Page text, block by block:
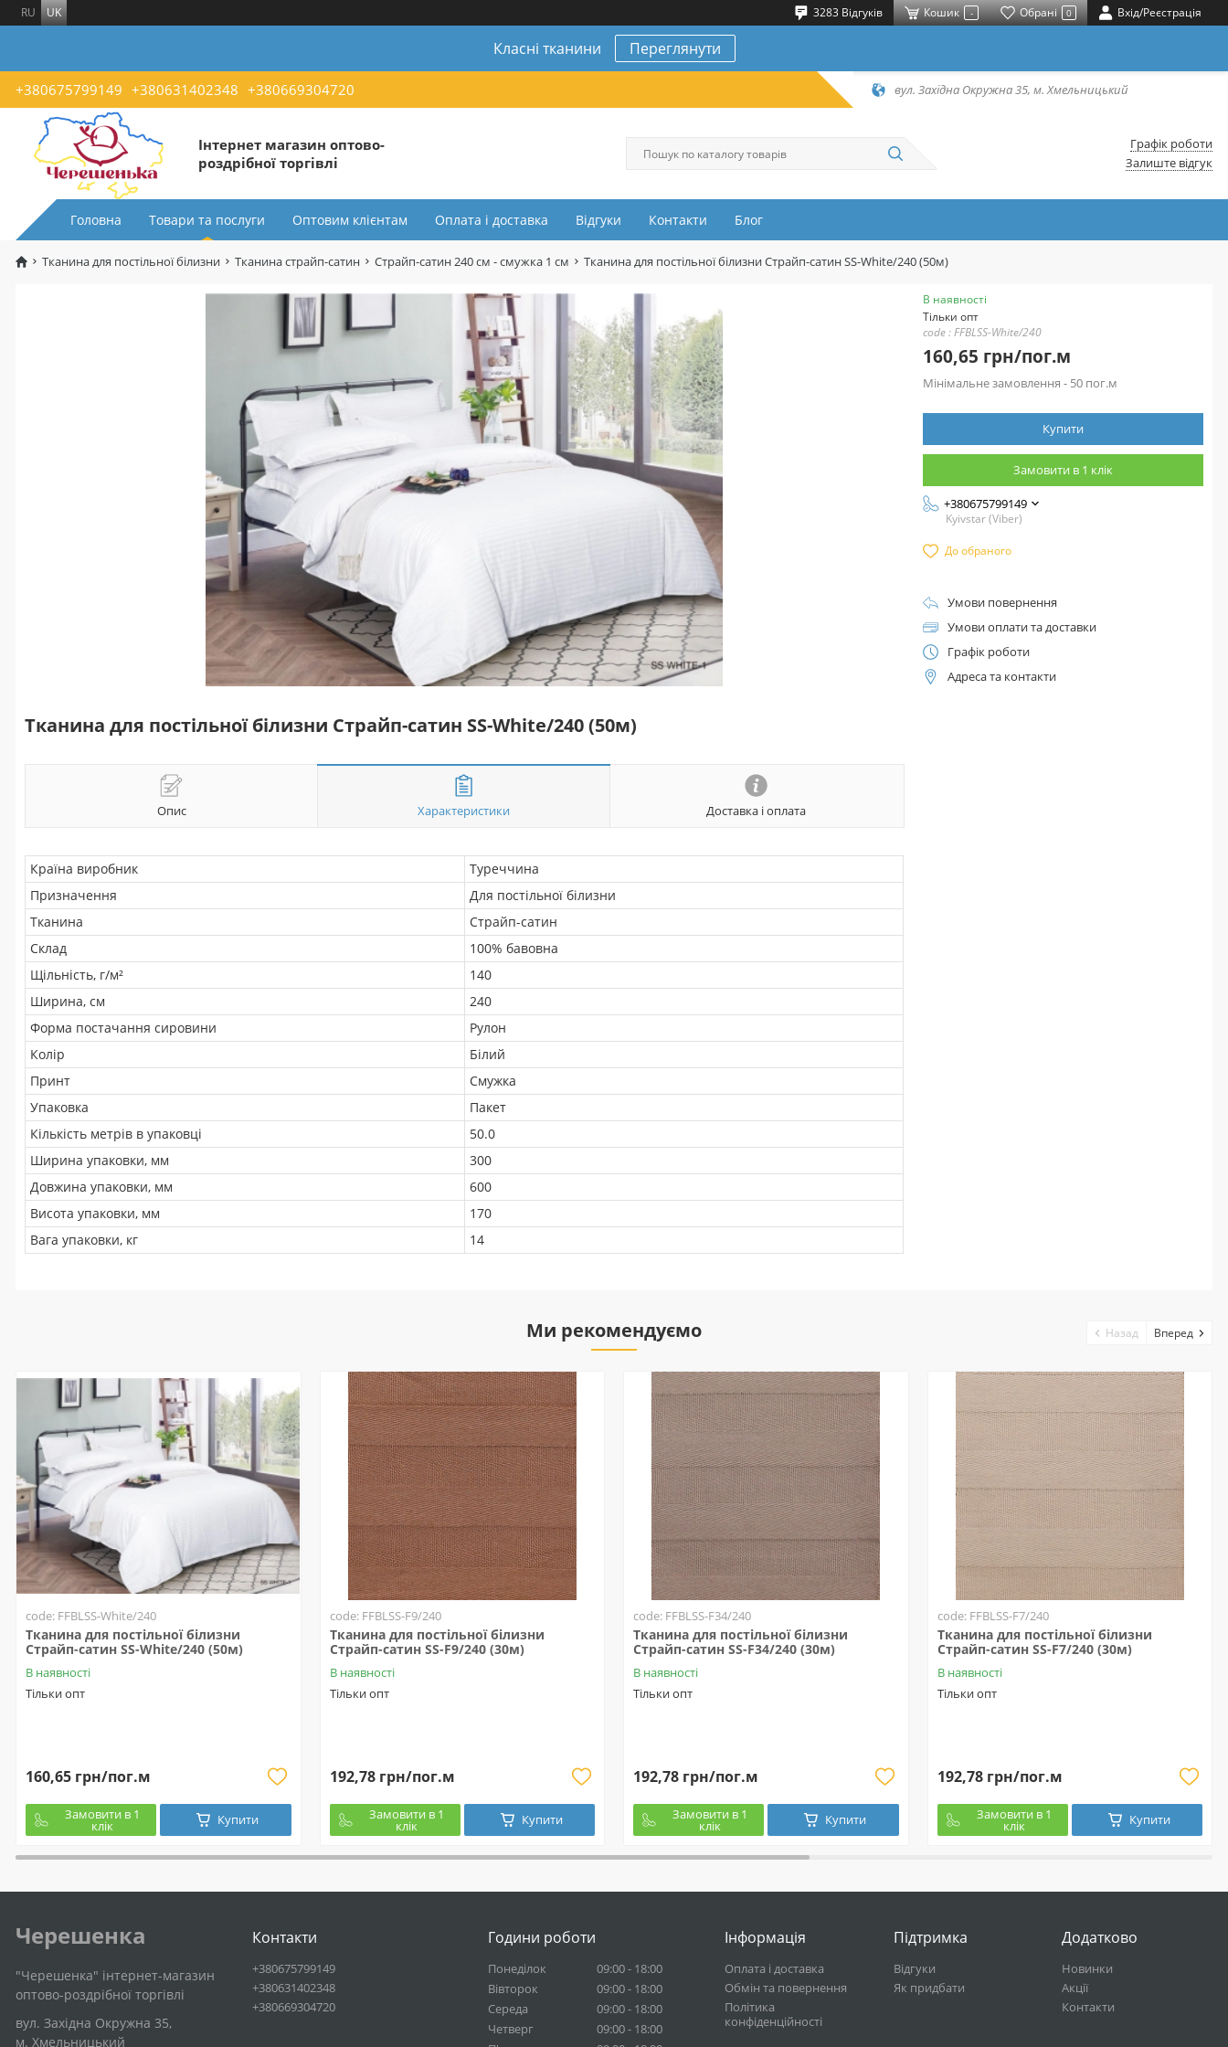
RU UK 3283 Відгуків Кошик - Обрані 0 Вхід/Реєстрація
Класні тканини Переглянути
+380675799149 +380631402348 +380669304720 вул. Західна Окружна 35, м. Хмельницький
Інтернет магазин оптово-
роздрібної торгівлі
Графік роботи
Залиште відгук
Головна Товари та послуги Оптовим клієнтам Оплата і доставка Відгуки Контакти Блог
Тканина для постільної білизни Тканина страйп-сатин Страйп-сатин 240 см - смужка 1 см Тканина для постільної білизни Страйп-сатин SS-White/240 (50м)
Тканина для постільної білизни Страйп-сатин SS-White/240 (50м)
Опис Характеристики Доставка і оплата
Країна виробник
Туреччина
Призначення
Для постільної білизни
Тканина
Страйп-сатин
Склад
100% бавовна
Щільність, г/м²
140
Ширина, см
240
Форма постачання сировини
Рулон
Колір
Білий
Принт
Смужка
Упаковка
Пакет
Кількість метрів в упаковці
50.0
Ширина упаковки, мм
300
Довжина упаковки, мм
600
Висота упаковки, мм
170
Вага упаковки, кг
14
В наявності
Тільки опт
code : FFBLSS-White/240
160,65 грн/пог.м
Мінімальне замовлення - 50 пог.м
Купити
Замовити в 1 клік
+380675799149
Kyivstar (Viber)
До обраного
Умови повернення
Умови оплати та доставки
Графік роботи
Адреса та контакти
Ми рекомендуємо
code: FFBLSS-White/240
Тканина для постільної білизни
Страйп-сатин SS-White/240 (50м)
В наявності
Тільки опт
160,65 грн/пог.м
Замовити в 1
клік Купити
code: FFBLSS-F9/240
Тканина для постільної білизни
Страйп-сатин SS-F9/240 (30м)
В наявності
Тільки опт
192,78 грн/пог.м
Замовити в 1
клік Купити
code: FFBLSS-F34/240
Тканина для постільної білизни
Страйп-сатин SS-F34/240 (30м)
В наявності
Тільки опт
192,78 грн/пог.м
Замовити в 1
клік Купити
code: FFBLSS-F7/240
Тканина для постільної білизни
Страйп-сатин SS-F7/240 (30м)
В наявності
Тільки опт
192,78 грн/пог.м
Замовити в 1
клік Купити
Назад Вперед
Черешенка
"Черешенка" інтернет-магазин
оптово-роздрібної торгівлі
вул. Західна Окружна 35,
м. Хмельницький
Контакти
+380675799149
+380631402348
+380669304720
Години роботи
Понеділок
09:00 - 18:00
Вівторок
09:00 - 18:00
Середа
09:00 - 18:00
Четверг
09:00 - 18:00
Інформація
Оплата і доставка
Обмін та повернення
Політика
конфіденційності
Підтримка
Відгуки
Як придбати
Додатково
Новинки
Акції
Контакти